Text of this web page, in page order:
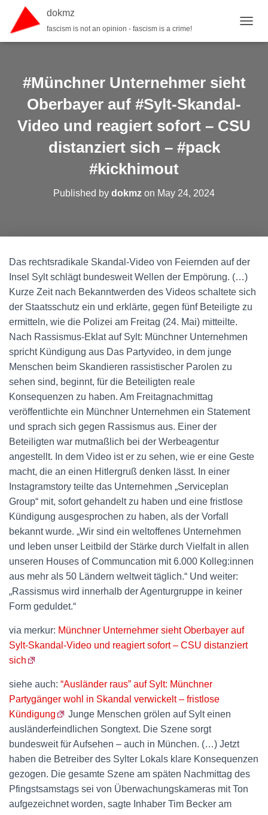
dokmz
fascism is not an opinion - fascism is a crime!
#Münchner Unternehmer sieht
Oberbayer auf #Sylt-Skandal-
Video und reagiert sofort – CSU
distanziert sich – #pack
#kickhimout
Published by dokmz on May 24, 2024
Das rechtsradikale Skandal-Video von Feiernden auf der
Insel Sylt schlägt bundesweit Wellen der Empörung. (…)
Kurze Zeit nach Bekanntwerden des Videos schaltete sich
der Staatsschutz ein und erklärte, gegen fünf Beteiligte zu
ermitteln, wie die Polizei am Freitag (24. Mai) mitteilte.
Nach Rassismus-Eklat auf Sylt: Münchner Unternehmen
spricht Kündigung aus Das Partyvideo, in dem junge
Menschen beim Skandieren rassistischer Parolen zu
sehen sind, beginnt, für die Beteiligten reale
Konsequenzen zu haben. Am Freitagnachmittag
veröffentlichte ein Münchner Unternehmen ein Statement
und sprach sich gegen Rassismus aus. Einer der
Beteiligten war mutmaßlich bei der Werbeagentur
angestellt. In dem Video ist er zu sehen, wie er eine Geste
macht, die an einen Hitlergruß denken lässt. In einer
Instagramstory teilte das Unternehmen „Serviceplan
Group“ mit, sofort gehandelt zu haben und eine fristlose
Kündigung ausgesprochen zu haben, als der Vorfall
bekannt wurde. „Wir sind ein weltoffenes Unternehmen
und leben unser Leitbild der Stärke durch Vielfalt in allen
unseren Houses of Communcation mit 6.000 Kolleg:innen
aus mehr als 50 Ländern weltweit täglich.“ Und weiter:
„Rassismus wird innerhalb der Agenturgruppe in keiner
Form geduldet.“
via merkur: Münchner Unternehmer sieht Oberbayer auf
Sylt-Skandal-Video und reagiert sofort – CSU distanziert
sich
siehe auch: “Ausländer raus” auf Sylt: Münchner
Partygänger wohl in Skandal verwickelt – fristlose
Kündigung
Junge Menschen grölen auf Sylt einen
ausländerfeindlichen Songtext. Die Szene sorgt
bundesweit für Aufsehen – auch in München. (…) Jetzt
haben die Betreiber des Sylter Lokals klare Konsequenzen
gezogen. Die gesamte Szene am späten Nachmittag des
Pfingstsamstags sei von Überwachungskameras mit Ton
aufgezeichnet worden, sagte Inhaber Tim Becker am